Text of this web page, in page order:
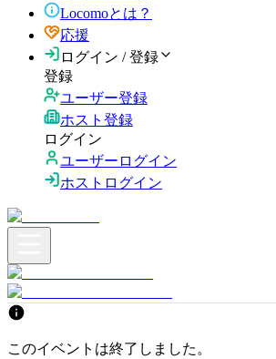
Locomoとは？
応援
ログイン / 登録
登録
ユーザー登録
ホスト登録
ログイン
ユーザーログイン
ホストログイン
このイベントは終了しました。